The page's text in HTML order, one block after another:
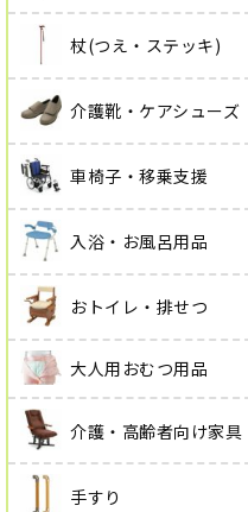
杖(つえ・ステッキ)
介護靴・ケアシューズ
車椅子・移乗支援
入浴・お風呂用品
おトイレ・排せつ
大人用おむつ用品
介護・高齢者向け家具
手すり